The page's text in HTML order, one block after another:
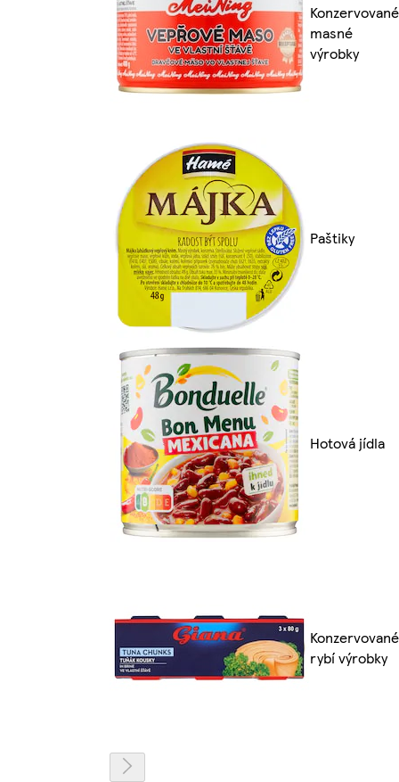
Konzervované
masné
výrobky
Paštiky
Hotová jídla
Konzervované
rybí výrobky